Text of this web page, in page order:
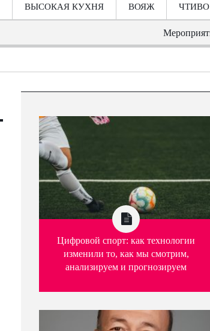
ВЫСОКАЯ КУХНЯ ВОЯЖ ЧТИВО
Цифровой спорт: как технологии
изменили то, как мы смотрим,
анализируем и прогнозируем